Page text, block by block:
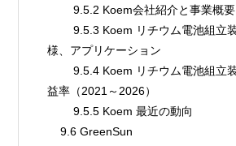
        9.5.2 Koem会社紹介と事業概要
        9.5.3 Koem リチウム電池組立装置モデル、仕
様、アプリケーション
        9.5.4 Koem リチウム電池組立装置売上と粗利
益率（2021～2026）
        9.5.5 Koem 最近の動向
    9.6 GreenSun